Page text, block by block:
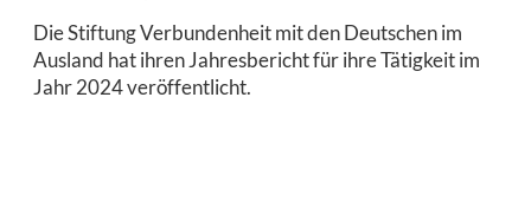
Die Stiftung Verbundenheit mit den Deutschen im
Ausland hat ihren Jahresbericht für ihre Tätigkeit im
Jahr 2024 veröffentlicht.